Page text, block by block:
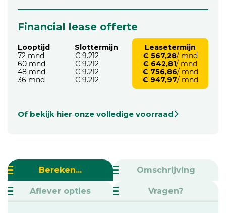
Financial lease offerte
Looptijd
72 mnd
60 mnd
48 mnd
36 mnd
Slottermijn
€ 9.212
€ 9.212
€ 9.212
€ 9.212
Leasetermijn
€ 567,28/ mnd
€ 642,81/ mnd
€ 756,86/ mnd
€ 947,97/ mnd
Of bekijk hier onze volledige voorraad
Bereken... Omschrijving
Aflever opties Vragen?